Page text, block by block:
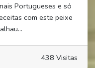
Portugueses e só
com este peixe
438 Visitas